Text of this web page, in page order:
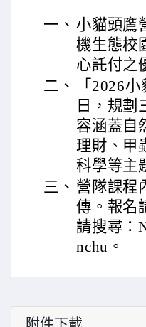
一、 小貓頭鷹
機生態校
心託付之
二、
「2026
日，規劃
容涵蓋自
理財、甲
科學等主
三、 營隊課程
傳。報名
請搜尋：
nchu。